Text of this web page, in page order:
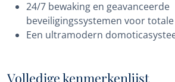
24/7 bewaking en geavanceerde
beveiligingssystemen voor
Een ultramodern
Volledige kenmerkenlijst